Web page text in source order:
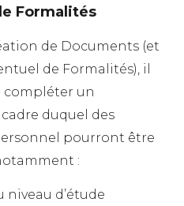
Formalités
de Documents (et
de Formalités), il
compléter un
duquel des
pourront être
:
niveau d’étude